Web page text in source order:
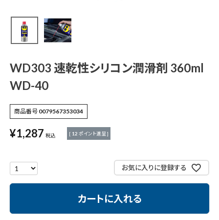
エアー工具・機械工具
作業工具・大工道具
収納・腰袋・ワーク用品
WD303 速乾性シリコン潤滑剤 360ml
WD-40
商品番号 0079567353034
¥1,287 税込 [ 12 ポイント進呈 ]
お気に入りに登録する
カートに入れる